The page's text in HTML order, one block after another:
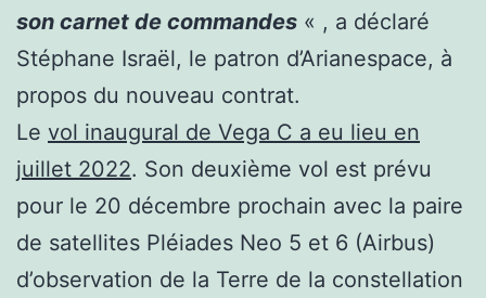
son carnet de commandes « , a déclaré
Stéphane Israël, le patron d’Arianespace, à
propos du nouveau contrat.
Le vol inaugural de Vega C a eu lieu en
juillet 2022. Son deuxième vol est prévu
pour le 20 décembre prochain avec la paire
de satellites Pléiades Neo 5 et 6 (Airbus)
d’observation de la Terre de la constellation